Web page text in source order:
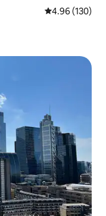
Calificación
4.96 (130)